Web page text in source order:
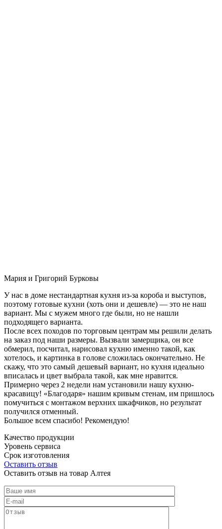
Мария и Григорий Бурковы
У нас в доме нестандартная кухня из-за короба и выступов,
поэтому готовые кухни (хоть они и дешевле) — это не наш
вариант. Мы с мужем много где были, но не нашли
подходящего варианта.
После всех походов по торговым центрам мы решили делать
на заказ под наши размеры. Вызвали замерщика, он все
обмерил, посчитал, нарисовал кухню именно такой, как
хотелось, и картинка в голове сложилась окончательно. Не
скажу, что это самый дешевый вариант, но кухня идеально
вписалась и цвет выбрала такой, как мне нравится.
Примерно через 2 недели нам установили нашу кухню-
красавицу! «Благодаря» нашим кривым стенам, им пришлось
помучиться с монтажом верхних шкафчиков, но результат
получился отменный.
Большое всем спасибо! Рекомендую!
Качество продукции
Уровень сервиса
Срок изготовления
Оставить отзыв
Оставить отзыв на товар Алтея